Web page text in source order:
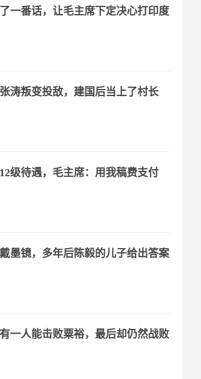
一番话，让毛主席下定决心打印度
涛叛变投敌，建国后当上了村长
级待遇，毛主席：用我稿费支付
墨镜，多年后陈毅的儿子给出答案
一人能击败粟裕，最后却仍然战败